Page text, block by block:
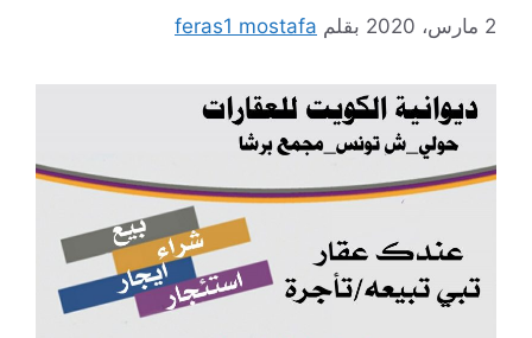
2 مارس، 2020 بقلم feras1 mostafa